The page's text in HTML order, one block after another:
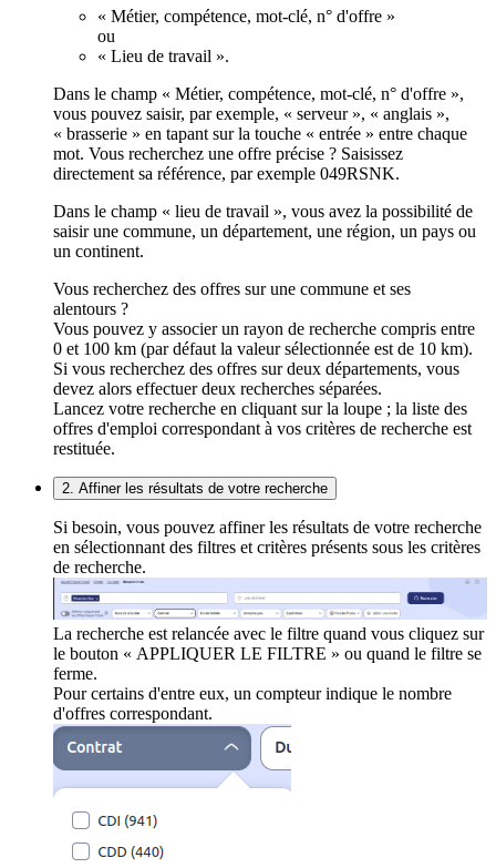
« Métier, compétence, mot-clé, n° d'offre »
ou
« Lieu de travail ».
Dans le champ « Métier, compétence, mot-clé, n° d'offre »,
vous pouvez saisir, par exemple, « serveur », « anglais »,
« brasserie » en tapant sur la touche « entrée » entre chaque
mot. Vous recherchez une offre précise ? Saisissez
directement sa référence, par exemple 049RSNK.
Dans le champ « lieu de travail », vous avez la possibilité de
saisir une commune, un département, une région, un pays ou
un continent.
Vous recherchez des offres sur une commune et ses
alentours ?
Vous pouvez y associer un rayon de recherche compris entre
0 et 100 km (par défaut la valeur sélectionnée est de 10 km).
Si vous recherchez des offres sur deux départements, vous
devez alors effectuer deux recherches séparées.
Lancez votre recherche en cliquant sur la loupe ; la liste des
offres d'emploi correspondant à vos critères de recherche est
restituée.
2. Affiner les résultats de votre recherche
Si besoin, vous pouvez affiner les résultats de votre recherche
en sélectionnant des filtres et critères présents sous les critères
de recherche.
La recherche est relancée avec le filtre quand vous cliquez sur
le bouton « APPLIQUER LE FILTRE » ou quand le filtre se
ferme.
Pour certains d'entre eux, un compteur indique le nombre
d'offres correspondant.